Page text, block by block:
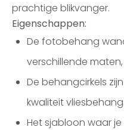
prachtige blikvanger.
Eigenschappen:
De fotobehang
verschillende
De behangcirkels
kwaliteit vliesbehang.
Het sjabloon waar